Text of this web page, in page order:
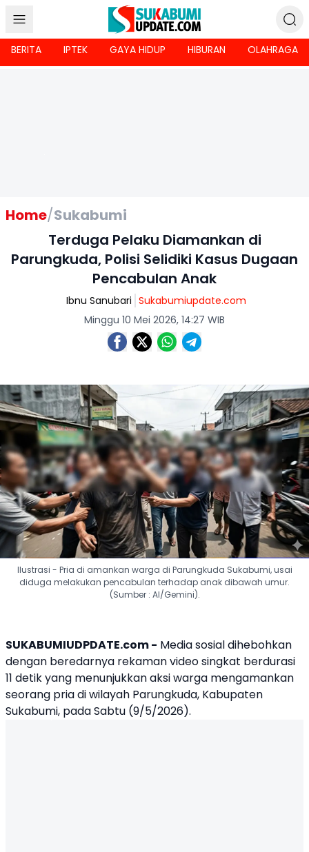
BERITA IPTEK GAYA HIDUP HIBURAN OLAHRAGA
Home/Sukabumi
Terduga Pelaku Diamankan di
Parungkuda, Polisi Selidiki Kasus Dugaan
Pencabulan Anak
Ibnu Sanubari Sukabumiupdate.com
Minggu 10 Mei 2026, 14:27 WIB
Ilustrasi - Pria di amankan warga di Parungkuda Sukabumi, usai
diduga melakukan pencabulan terhadap anak dibawah umur.
(Sumber : AI/Gemini).
SUKABUMIUDPDATE.com - Media sosial dihebohkan
dengan beredarnya rekaman video singkat berdurasi
11 detik yang menunjukkan aksi warga mengamankan
seorang pria di wilayah Parungkuda, Kabupaten
Sukabumi, pada Sabtu (9/5/2026).